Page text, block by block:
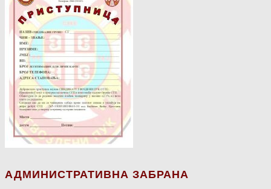
АДМИНИСТРАТИВНА ЗАБРАНА